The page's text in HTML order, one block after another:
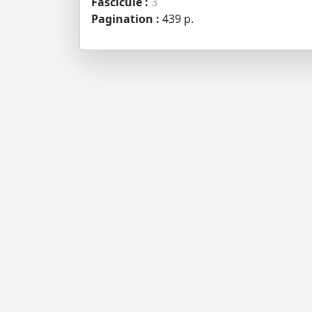
Pagination : 439 p.